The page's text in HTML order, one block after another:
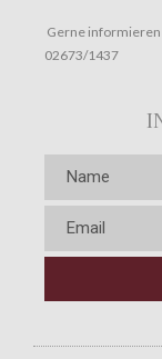
Gerne informieren
02673/1437